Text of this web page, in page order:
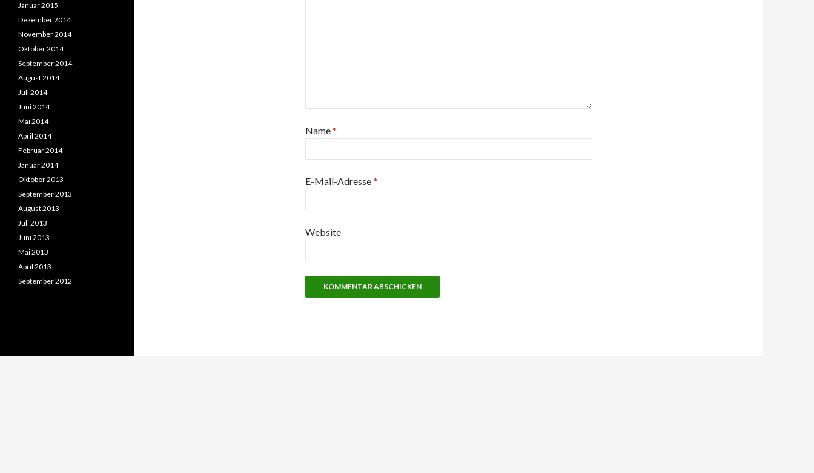
Name*
E-Mail-Adresse*
Website
Januar 2015
Dezember 2014
November 2014
Oktober 2014
September 2014
August 2014
Juli 2014
Juni 2014
Mai 2014
April 2014
Februar 2014
Januar 2014
Oktober 2013
September 2013
August 2013
Juli 2013
Juni 2013
Mai 2013
April 2013
September 2012